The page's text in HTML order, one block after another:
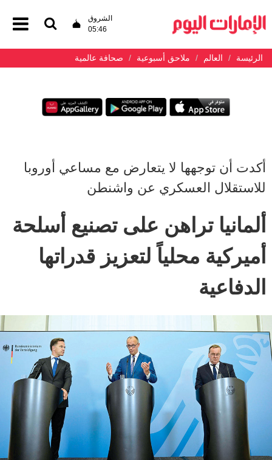
الشروق
05:46
الرئيسة العالم ملاحق أسبوعية صحافة عالمية
أكدت أن توجهها لا يتعارض مع مساعي أوروبا
للاستقلال العسكري عن واشنطن
ألمانيا تراهن على تصنيع أسلحة
أميركية محلياً لتعزيز قدراتها
الدفاعية